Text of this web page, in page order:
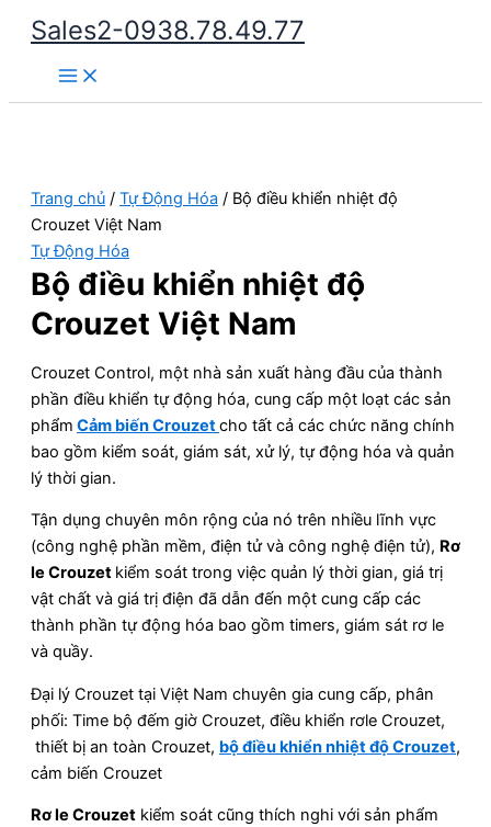
Nhảy
dung
Sales2-0938.78.49.77
Main
Menu
Trang chủ / Tự Động Hóa / Bộ điều khiển nhiệt độ
Crouzet Việt Nam
Tự Động Hóa
Bộ điều khiển nhiệt độ
Crouzet Việt Nam
Crouzet Control, một nhà sản xuất hàng đầu của thành
phần điều khiển tự động hóa, cung cấp một loạt các sản
phẩm Cảm biến Crouzetcho tất cả các chức năng chính
bao gồm kiểm soát, giám sát, xử lý, tự động hóa và quản
lý thời gian.
Tận dụng chuyên môn rộng của nó trên nhiều lĩnh vực
(công nghệ phần mềm, điện tử và công nghệ điện tử), Rơ
le Crouzet kiểm soát trong việc quản lý thời gian, giá trị
vật chất và giá trị điện đã dẫn đến một cung cấp các
thành phần tự động hóa bao gồm timers, giám sát rơ le
và quầy.
Đại lý Crouzet tại Việt Nam chuyên gia cung cấp, phân
phối: Time bộ đếm giờ Crouzet, điều khiển rơle Crouzet,
thiết bị an toàn Crouzet, bộ điều khiển nhiệt độ Crouzet,
cảm biến Crouzet
Rơ le Crouzet kiểm soát cũng thích nghi với sản phẩm